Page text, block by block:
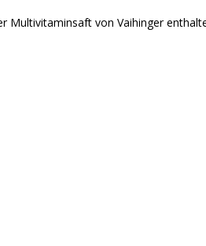
Multivitaminsaft von Vaihinger